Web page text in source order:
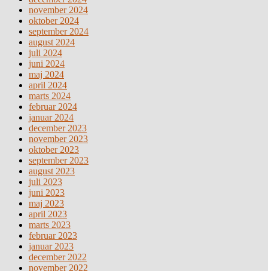
november 2024
oktober 2024
september 2024
august 2024
juli 2024
juni 2024
maj 2024
april 2024
marts 2024
februar 2024
januar 2024
december 2023
november 2023
oktober 2023
september 2023
august 2023
juli 2023
juni 2023
maj 2023
april 2023
marts 2023
februar 2023
januar 2023
december 2022
november 2022